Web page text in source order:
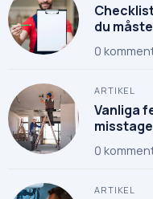
du
0
ARTIKEL
Vanliga
0
ARTIKEL